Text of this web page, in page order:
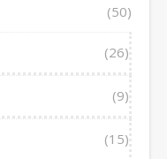
(50)
(26)
(9)
(15)